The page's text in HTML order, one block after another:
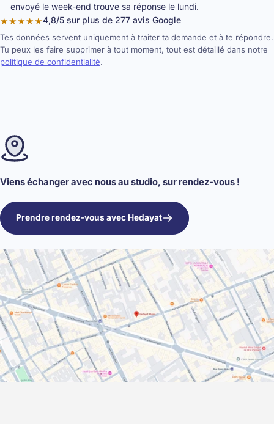
envoyé le week-end trouve sa réponse le lundi.
★★★★★4,8/5 sur plus de 277 avis Google
Tes données servent uniquement à traiter ta demande et à te répondre.
Tu peux les faire supprimer à tout moment, tout est détaillé dans notre
politique de confidentialité.
Viens échanger avec nous au studio, sur rendez-vous !
Prendre rendez-vous avec Hedayat